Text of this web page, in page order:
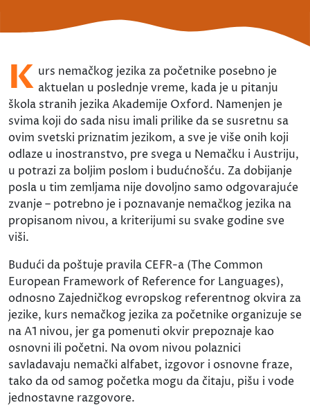
K urs nemačkog jezika za početnike posebno je
aktuelan u poslednje vreme, kada je u pitanju
škola stranih jezika Akademije Oxford. Namenjen je
svima koji do sada nisu imali prilike da se susretnu sa
ovim svetski priznatim jezikom, a sve je više onih koji
odlaze u inostranstvo, pre svega u Nemačku i Austriju,
u potrazi za boljim poslom i budućnošću. Za dobijanje
posla u tim zemljama nije dovoljno samo odgovarajuće
zvanje – potrebno je i poznavanje nemačkog jezika na
propisanom nivou, a kriterijumi su svake godine sve
viši.
Budući da poštuje pravila CEFR-a (The Common
European Framework of Reference for Languages),
odnosno Zajedničkog evropskog referentnog okvira za
jezike, kurs nemačkog jezika za početnike organizuje se
na A1 nivou, jer ga pomenuti okvir prepoznaje kao
osnovni ili početni. Na ovom nivou polaznici
savladavaju nemački alfabet, izgovor i osnovne fraze,
tako da od samog početka mogu da čitaju, pišu i vode
jednostavne razgovore.